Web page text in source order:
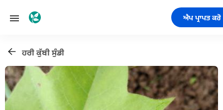
ਐਪ ਪ੍ਰਾਪਤ ਕਰੋ
ਹਰੀ ਕੁੱਬੀ ਸੁੰਡੀ